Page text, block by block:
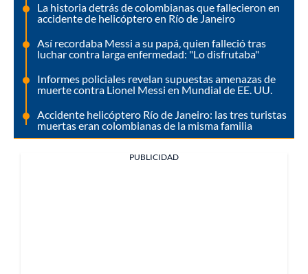
La historia detrás de colombianas que fallecieron en
accidente de helicóptero en Río de Janeiro
Así recordaba Messi a su papá, quien falleció tras
luchar contra larga enfermedad: "Lo disfrutaba"
Informes policiales revelan supuestas amenazas de
muerte contra Lionel Messi en Mundial de EE. UU.
Accidente helicóptero Río de Janeiro: las tres turistas
muertas eran colombianas de la misma familia
PUBLICIDAD